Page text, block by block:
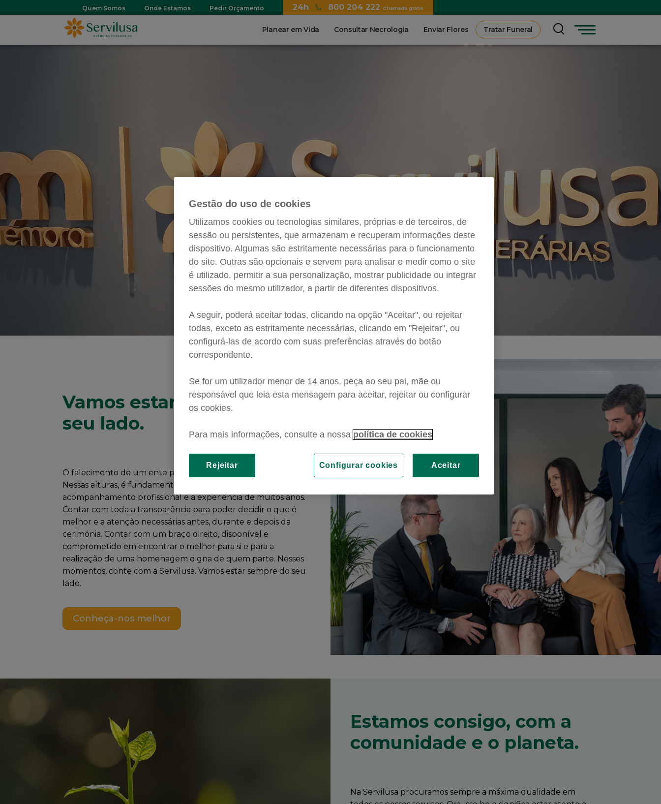
Header
Top
Menu
Quem Somos Onde Estamos Pedir Orçamento 24h 800 204 222 Chamada grátis
Main
Planear em Vida Consultar Necrologia Enviar Flores Tratar Funeral Menu
Vamos estar sempre do
seu lado.
O falecimento de um ente próximo é um momento difícil.
Nessas alturas, é fundamental poder contar com o
acompanhamento profissional e a experiência de muitos anos.
Contar com toda a transparência para poder decidir o que é
melhor e a atenção necessárias antes, durante e depois da
cerimónia. Contar com um braço direito, disponível e
comprometido em encontrar o melhor para si e para a
realização de uma homenagem digna de quem parte. Nesses
momentos, conte com a Servilusa. Vamos estar sempre do seu
lado.
Conheça-nos melhor
Estamos consigo, com a
comunidade e o planeta.
Na Servilusa procuramos sempre a máxima qualidade em
Gestão do uso de cookies
Utilizamos cookies ou tecnologias similares, próprias e de terceiros, de
sessão ou persistentes, que armazenam e recuperam informações deste
dispositivo. Algumas são estritamente necessárias para o funcionamento
do site. Outras são opcionais e servem para analisar e medir como o site
é utilizado, permitir a sua personalização, mostrar publicidade ou integrar
sessões do mesmo utilizador, a partir de diferentes dispositivos.
A seguir, poderá aceitar todas, clicando na opção "Aceitar", ou rejeitar
todas, exceto as estritamente necessárias, clicando em "Rejeitar", ou
configurá-las de acordo com suas preferências através do botão
correspondente.
Se for um utilizador menor de 14 anos, peça ao seu pai, mãe ou
responsável que leia esta mensagem para aceitar, rejeitar ou configurar
os cookies.
Para mais informações, consulte a nossa política de cookies
Configurar cookies
Rejeitar Aceitar